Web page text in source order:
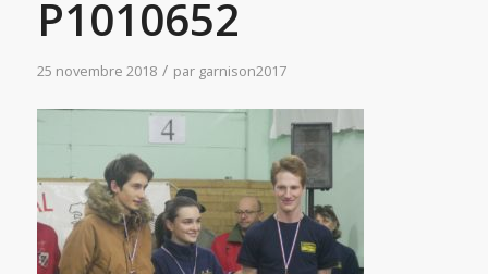
P1010652
25 novembre 2018 / par garnison2017